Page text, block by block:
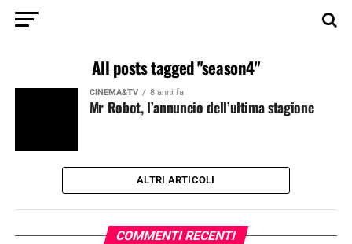
All posts tagged "season4"
CINEMA&TV 8 anni fa
Mr Robot, l’annuncio dell’ultima stagione
ALTRI ARTICOLI
COMMENTI RECENTI